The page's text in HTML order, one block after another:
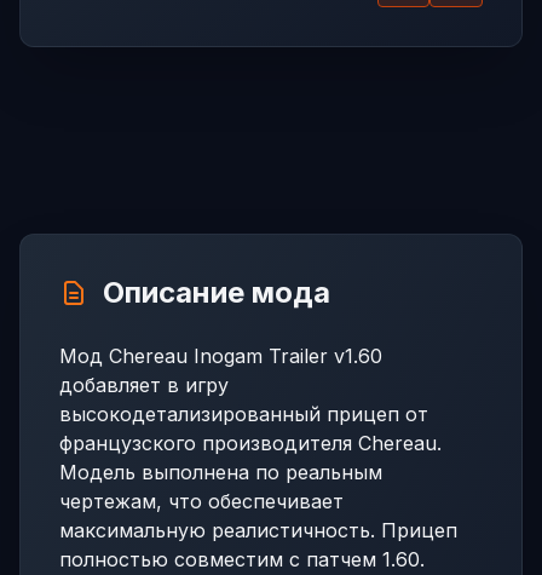
Описание мода
Мод Chereau Inogam Trailer v1.60
добавляет в игру
высокодетализированный прицеп от
французского производителя Chereau.
Модель выполнена по реальным
чертежам, что обеспечивает
максимальную реалистичность. Прицеп
полностью совместим с патчем 1.60.